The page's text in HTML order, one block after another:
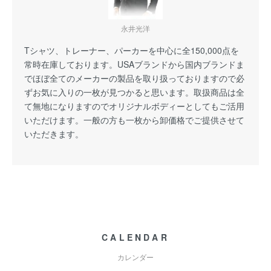
永井光洋
Tシャツ、トレーナー、パーカーを中心に全150,000点を
常時在庫しております。USAブランドから国内ブランドま
でほぼ全てのメーカーの製品を取り扱っておりますので必
ずお気に入りの一枚が見つかると思います。取扱商品は全
て無地になりますのでオリジナルボディーとしてもご活用
いただけます。一般の方も一枚から卸価格でご提供させて
いただきます。
CALENDAR
カレンダー